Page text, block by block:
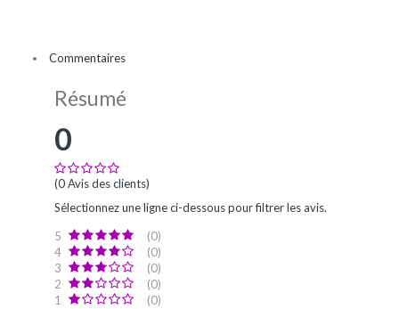
Commentaires
Résumé
0
(0 Avis des clients)
Sélectionnez une ligne ci-dessous pour filtrer les avis.
5
(0)
4
(0)
3
(0)
2
(0)
1
(0)